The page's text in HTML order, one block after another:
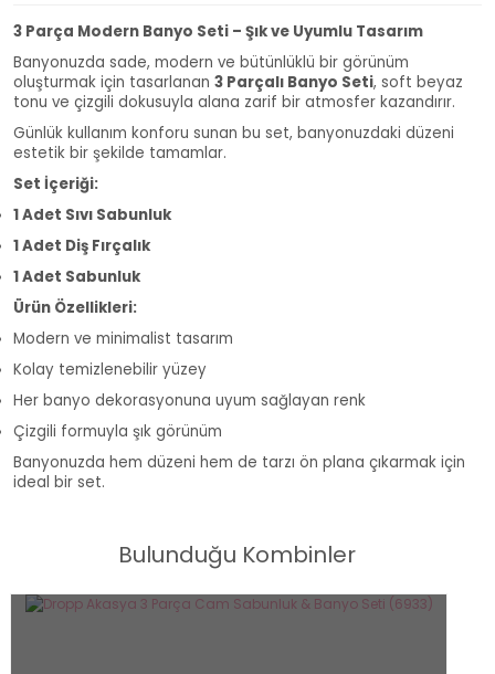
3 Parça Modern Banyo Seti – Şık ve Uyumlu Tasarım
Banyonuzda sade, modern ve bütünlüklü bir görünüm
oluşturmak için tasarlanan 3 Parçalı Banyo Seti, soft beyaz
tonu ve çizgili dokusuyla alana zarif bir atmosfer kazandırır.
Günlük kullanım konforu sunan bu set, banyonuzdaki düzeni
estetik bir şekilde tamamlar.
Set İçeriği:
1 Adet Sıvı Sabunluk
1 Adet Diş Fırçalık
1 Adet Sabunluk
Ürün Özellikleri:
Modern ve minimalist tasarım
Kolay temizlenebilir yüzey
Her banyo dekorasyonuna uyum sağlayan renk
Çizgili formuyla şık görünüm
Banyonuzda hem düzeni hem de tarzı ön plana çıkarmak için
ideal bir set.
Bulunduğu Kombinler